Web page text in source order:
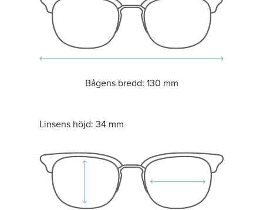
Bågens bredd: 130 mm
Linsens höjd: 34 mm